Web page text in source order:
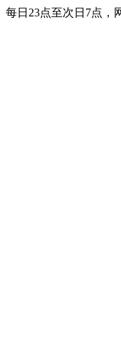
每日23点至次日7点，